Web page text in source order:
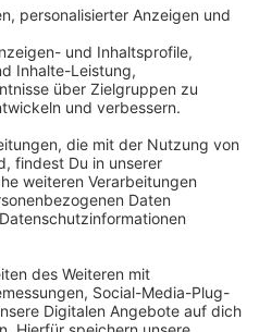
lesen Sie die
stimmen Sie der
zu, um dieses
Consent
und sogar
in verschiedenen
unter die Lupe